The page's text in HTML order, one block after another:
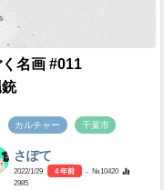
く名画 #011
カルチャー 千葉市
さぽて
2022/1/29 4 年前
- №10420
2985